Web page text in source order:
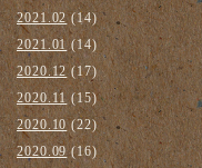
2021.02(14)
2021.01 (14)
2020.12(17)
2020.11 (15)
2020.10(22)
2020.09(16)